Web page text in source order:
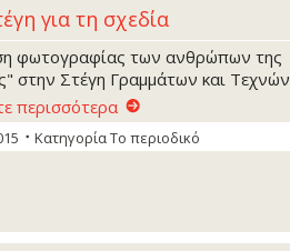
για τη σχεδία
φωτογραφίας των ανθρώπων της
στην Στέγη Γραμμάτων και Τεχνών
περισσότερα
ΚατηγορίαΤο περιοδικό